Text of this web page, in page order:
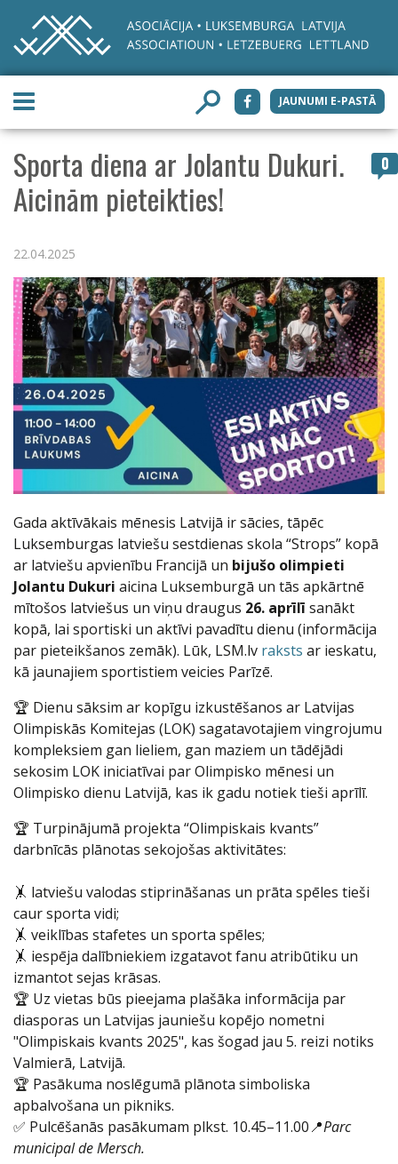
JAUNUMI E-PASTĀ
Sporta diena ar Jolantu Dukuri.
Aicinām pieteikties!
0
22.04.2025
Gada aktīvākais mēnesis Latvijā ir sācies, tāpēc
Luksemburgas latviešu sestdienas skola “Strops” kopā
ar latviešu apvienību Francijā un bijušo olimpieti
Jolantu Dukuri aicina Luksemburgā un tās apkārtnē
mītošos latviešus un viņu draugus 26. aprīlī sanākt
kopā, lai sportiski un aktīvi pavadītu dienu (informācija
par pieteikšanos zemāk). Lūk, LSM.lv raksts ar ieskatu,
kā jaunajiem sportistiem veicies Parīzē.
🏆 Dienu sāksim ar kopīgu izkustēšanos ar Latvijas
Olimpiskās Komitejas (LOK) sagatavotajiem vingrojumu
kompleksiem gan lieliem, gan maziem un tādējādi
sekosim LOK iniciatīvai par Olimpisko mēnesi un
Olimpisko dienu Latvijā, kas ik gadu notiek tieši aprīlī.
🏆 Turpinājumā projekta “Olimpiskais kvants”
darbnīcās plānotas sekojošas aktivitātes:
🤸 latviešu valodas stiprināšanas un prāta spēles tieši
caur sporta vidi;
🤸 veiklības stafetes un sporta spēles;
🤸 iespēja dalībniekiem izgatavot fanu atribūtiku un
izmantot sejas krāsas.
🏆 Uz vietas būs pieejama plašāka informācija par
diasporas un Latvijas jauniešu kopējo nometni
"Olimpiskais kvants 2025", kas šogad jau 5. reizi notiks
Valmierā, Latvijā.
🏆 Pasākuma noslēgumā plānota simboliska
apbalvošana un pikniks.
✅ Pulcēšanās pasākumam plkst. 10.45–11.00📍Parc
municipal de Mersch.